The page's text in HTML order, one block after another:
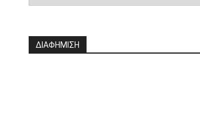
ΔΙΑΦΗΜΙΣΗ